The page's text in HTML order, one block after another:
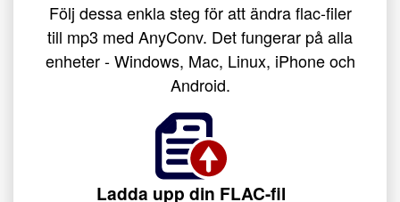
Följ dessa enkla steg för att ändra flac-filer
till mp3 med AnyConv. Det fungerar på alla
enheter - Windows, Mac, Linux, iPhone och
Android.
Ladda upp din FLAC-fil